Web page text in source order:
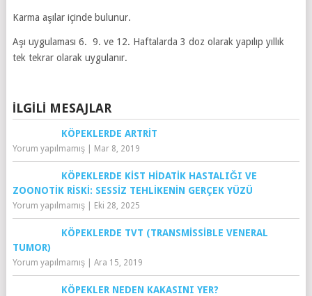
Karma aşılar içinde bulunur.
Aşı uygulaması 6. 9. ve 12. Haftalarda 3 doz olarak yapılıp yıllık
tek tekrar olarak uygulanır.
İLGILI MESAJLAR
KÖPEKLERDE ARTRIT
Yorum yapılmamış| Mar 8, 2019
KÖPEKLERDE KIST HIDATIK HASTALIĞI VE
ZOONOTIK RISKI: SESSIZ TEHLIKENIN GERÇEK YÜZÜ
Yorum yapılmamış| Eki 28, 2025
KÖPEKLERDE TVT (TRANSMISSIBLE VENERAL
TUMOR)
Yorum yapılmamış| Ara 15, 2019
KÖPEKLER NEDEN KAKASINI YER?